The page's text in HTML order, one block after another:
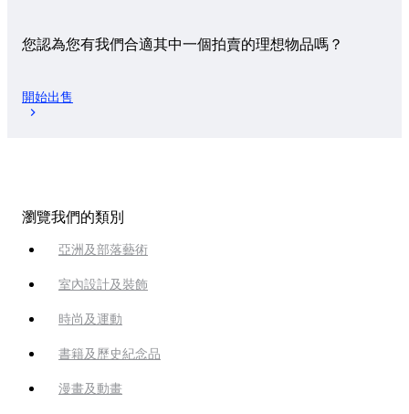
您認為您有我們合適其中一個拍賣的理想物品嗎？
開始出售
瀏覽我們的類別
亞洲及部落藝術
室內設計及裝飾
時尚及運動
書籍及歷史紀念品
漫畫及動畫